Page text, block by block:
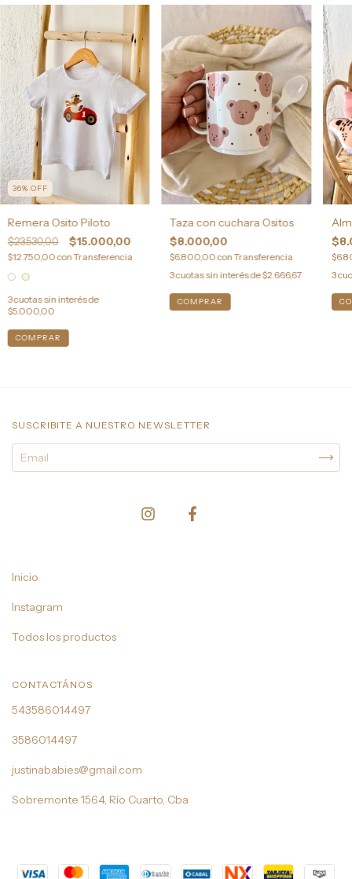
36% OFF
Remera Osito Piloto
$23.530,00 $15.000,00
$12.750,00conTransferencia
3cuotas sin interés de
$5.000,00
COMPRAR
Taza con cuchara Ositos
$8.000,00
$6.800,00conTransferencia
3cuotas sin interés de$2.666,67
3
SUSCRIBITE A NUESTRO NEWSLETTER
Inicio
Instagram
Todos los productos
CONTACTÁNOS
543586014497
3586014497
justinababies@gmail.com
Sobremonte 1564, Río Cuarto, Cba